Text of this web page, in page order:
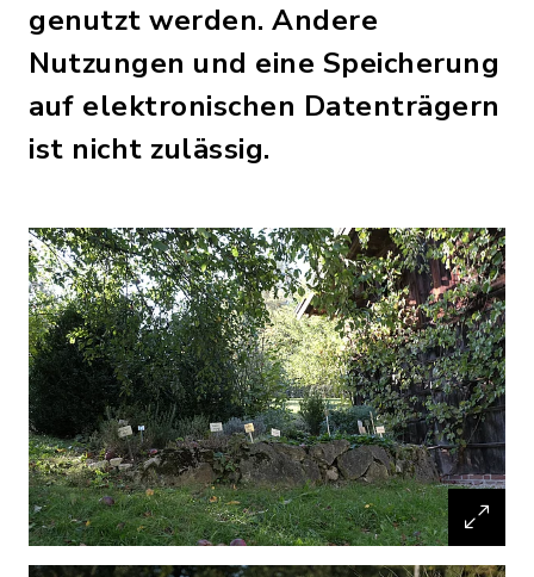
genutzt werden. Andere
Nutzungen und eine Speicherung
auf elektronischen Datenträgern
ist nicht zulässig.